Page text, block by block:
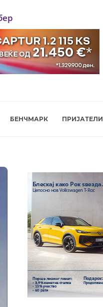
БЕНЧМАРК ПРИЈАТЕЛИ